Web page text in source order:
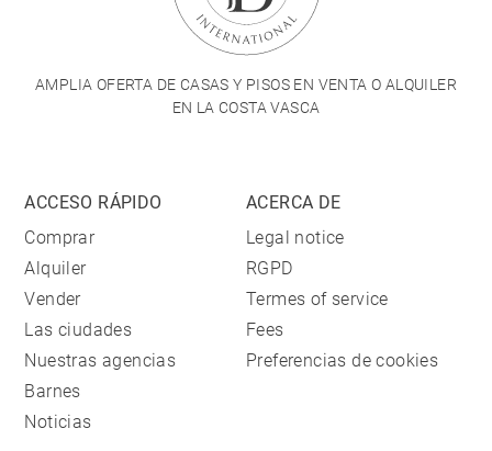
AMPLIA OFERTA DE CASAS Y PISOS EN VENTA O ALQUILER
EN LA COSTA VASCA
ACCESO RÁPIDO
Comprar
Alquiler
Vender
Las ciudades
Nuestras agencias
Barnes
Noticias
ACERCA DE
Legal notice
RGPD
Termes of service
Fees
Preferencias de cookies